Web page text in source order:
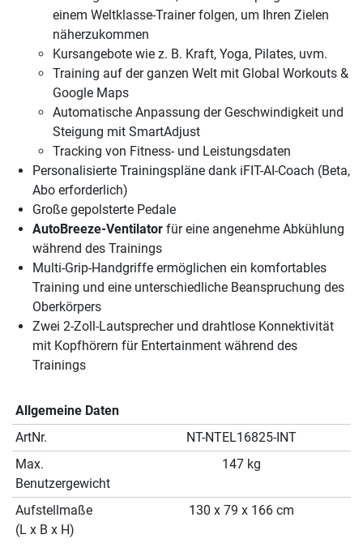
einem Weltklasse-Trainer folgen, um Ihren Zielen
näherzukommen
Kursangebote wie z. B. Kraft, Yoga, Pilates, uvm.
Training auf der ganzen Welt mit Global Workouts &
Google Maps
Automatische Anpassung der Geschwindigkeit und
Steigung mit SmartAdjust
Tracking von Fitness- und Leistungsdaten
Personalisierte Trainingspläne dank iFIT-AI-Coach (Beta,
Abo erforderlich)
Große gepolsterte Pedale
AutoBreeze-Ventilator für eine angenehme Abkühlung
während des Trainings
Multi-Grip-Handgriffe ermöglichen ein komfortables
Training und eine unterschiedliche Beanspruchung des
Oberkörpers
Zwei 2-Zoll-Lautsprecher und drahtlose Konnektivität
mit Kopfhörern für Entertainment während des
Trainings
Allgemeine Daten
ArtNr.
NT-NTEL16825-INT
Max.
Benutzergewicht
147 kg
Aufstellmaße
(L x B x H)
130 x 79 x 166 cm